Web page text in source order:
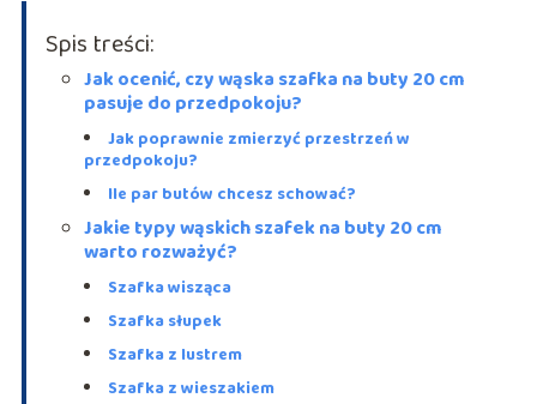
Spis treści:
Jak ocenić, czy wąska szafka na buty 20 cm
pasuje do przedpokoju?
Jak poprawnie zmierzyć przestrzeń w
przedpokoju?
Ile par butów chcesz schować?
Jakie typy wąskich szafek na buty 20 cm
warto rozważyć?
Szafka wisząca
Szafka słupek
Szafka z lustrem
Szafka z wieszakiem